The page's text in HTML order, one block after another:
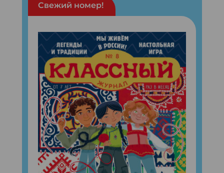
Свежий номер!